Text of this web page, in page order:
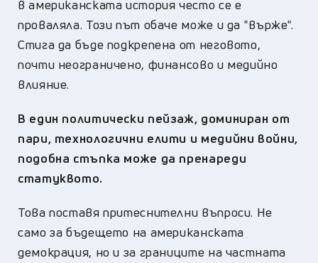
в американската история често се е
проваляла. Този път обаче може и да "върже".
Стига да бъде подкрепена от неговото,
почти неограничено, финансово и медийно
влияние.
В един политически пейзаж, доминиран от
пари, технологични елити и медийни войни,
подобна стъпка може да пренареди
статуквото.
Това поставя притеснителни въпроси. Не
само за бъдещето на американската
демокрация, но и за границите на частната